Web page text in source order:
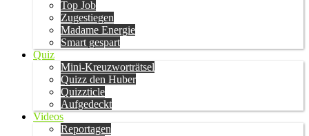
Top Job
Zugestiegen
Madame Energie
Smart gespart
Quiz
Mini-Kreuzworträtsel
Quizz den Huber
Quizzticle
Aufgedeckt
Videos
Reportagen